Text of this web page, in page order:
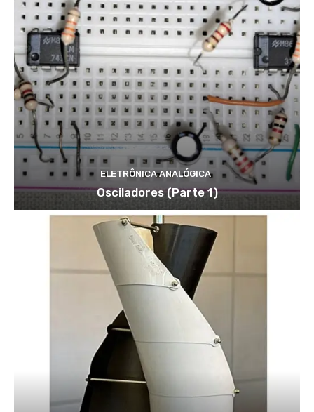
ELETRÔNICA ANALÓGICA
Osciladores (Parte 1)